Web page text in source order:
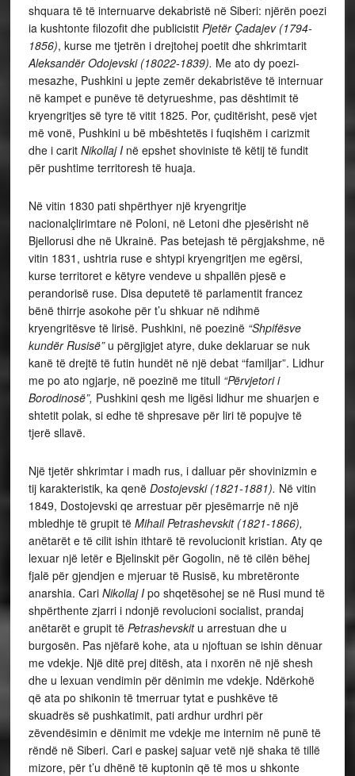
shquara të të internuarve dekabristë në Siberi: njërën poezi
ia kushtonte filozofit dhe publicistit Pjetër Çadajev (1794-
1856), kurse me tjetrën i drejtohej poetit dhe shkrimtarit
Aleksandër Odojevski (18022-1839). Me ato dy poezi-
mesazhe, Pushkini u jepte zemër dekabristëve të internuar
në kampet e punëve të detyrueshme, pas dështimit të
kryengritjes së tyre të vitit 1825. Por, çuditërisht, pesë vjet
më vonë, Pushkini u bë mbështetës i fuqishëm i carizmit
dhe i carit Nikollaj Inë epshet shoviniste të këtij të fundit
për pushtime territoresh të huaja.
Në vitin 1830 pati shpërthyer një kryengritje
nacionalçlirimtare në Poloni, në Letoni dhe pjesërisht në
Bjellorusi dhe në Ukrainë. Pas betejash të përgjakshme, në
vitin 1831, ushtria ruse e shtypi kryengritjen me egërsi,
kurse territoret e këtyre vendeve u shpallën pjesë e
perandorisë ruse. Disa deputetë të parlamentit francez
bënë thirrje asokohe për t’u shkuar në ndihmë
kryengritësve të lirisë. Pushkini, në poezinë “Shpifësve
kundër Rusisë” u përgjigjet atyre, duke deklaruar se nuk
kanë të drejtë të futin hundët në një debat “familjar”. Lidhur
me po ato ngjarje, në poezinë me titull “Përvjetori i
Borodinosë”, Pushkini qesh me ligësi lidhur me shuarjen e
shtetit polak, si edhe të shpresave për liri të popujve të
tjerë sllavë.
Një tjetër shkrimtar i madh rus, i dalluar për shovinizmin e
tij karakteristik, ka qenë Dostojevski (1821-1881). Në vitin
1849, Dostojevski qe arrestuar për pjesëmarrje në një
mbledhje të grupit të Mihail Petrashevskit (1821-1866),
anëtarët e të cilit ishin ithtarë të revolucionit kristian. Aty qe
lexuar një letër e Bjelinskit për Gogolin, në të cilën bëhej
fjalë për gjendjen e mjeruar të Rusisë, ku mbretëronte
anarshia. Cari Nikollaj Ipo shqetësohej se në Rusi mund të
shpërthente zjarri i ndonjë revolucioni socialist, prandaj
anëtarët e grupit të Petrashevskitu arrestuan dhe u
burgosën. Pas njëfarë kohe, ata u njoftuan se ishin dënuar
me vdekje. Një ditë prej ditësh, ata i nxorën në një shesh
dhe u lexuan vendimin për dënimin me vdekje. Ndërkohë
që ata po shikonin të tmerruar tytat e pushkëve të
skuadrës së pushkatimit, pati ardhur urdhri për
zëvendësimin e dënimit me vdekje me internim në punë të
rëndë në Siberi. Cari e paskej sajuar vetë një shaka të tillë
mizore, për t’u dhënë të kuptonin që të mos u shkonte